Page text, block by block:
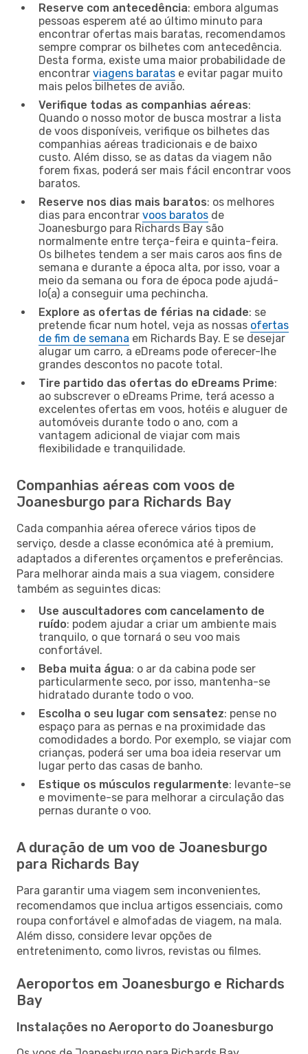
Reserve com antecedência: embora algumas
pessoas esperem até ao último minuto para
encontrar ofertas mais baratas, recomendamos
sempre comprar os bilhetes com antecedência.
Desta forma, existe uma maior probabilidade de
encontrar viagens baratas e evitar pagar muito
mais pelos bilhetes de avião.
Verifique todas as companhias aéreas:
Quando o nosso motor de busca mostrar a lista
de voos disponíveis, verifique os bilhetes das
companhias aéreas tradicionais e de baixo
custo. Além disso, se as datas da viagem não
forem fixas, poderá ser mais fácil encontrar voos
baratos.
Reserve nos dias mais baratos: os melhores
dias para encontrar voos baratos de
Joanesburgo para Richards Bay são
normalmente entre terça-feira e quinta-feira.
Os bilhetes tendem a ser mais caros aos fins de
semana e durante a época alta, por isso, voar a
meio da semana ou fora de época pode ajudá-
lo(a) a conseguir uma pechincha.
Explore as ofertas de férias na cidade: se
pretende ficar num hotel, veja as nossas ofertas
de fim de semana em Richards Bay. E se desejar
alugar um carro, a eDreams pode oferecer-lhe
grandes descontos no pacote total.
Tire partido das ofertas do eDreams Prime:
ao subscrever o eDreams Prime, terá acesso a
excelentes ofertas em voos, hotéis e aluguer de
automóveis durante todo o ano, com a
vantagem adicional de viajar com mais
flexibilidade e tranquilidade.
Companhias aéreas com voos de
Joanesburgo para Richards Bay
Cada companhia aérea oferece vários tipos de
serviço, desde a classe económica até à premium,
adaptados a diferentes orçamentos e preferências.
Para melhorar ainda mais a sua viagem, considere
também as seguintes dicas:
Use auscultadores com cancelamento de
ruído: podem ajudar a criar um ambiente mais
tranquilo, o que tornará o seu voo mais
confortável.
Beba muita água: o ar da cabina pode ser
particularmente seco, por isso, mantenha-se
hidratado durante todo o voo.
Escolha o seu lugar com sensatez: pense no
espaço para as pernas e na proximidade das
comodidades a bordo. Por exemplo, se viajar com
crianças, poderá ser uma boa ideia reservar um
lugar perto das casas de banho.
Estique os músculos regularmente: levante-se
e movimente-se para melhorar a circulação das
pernas durante o voo.
A duração de um voo de Joanesburgo
para Richards Bay
Para garantir uma viagem sem inconvenientes,
recomendamos que inclua artigos essenciais, como
roupa confortável e almofadas de viagem, na mala.
Além disso, considere levar opções de
entretenimento, como livros, revistas ou filmes.
Aeroportos em Joanesburgo e Richards
Bay
Instalações no Aeroporto do Joanesburgo